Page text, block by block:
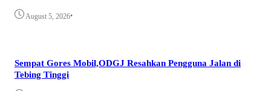
August 5, 2026•
Sempat Gores Mobil,ODGJ Resahkan Pengguna Jalan di
Tebing Tinggi